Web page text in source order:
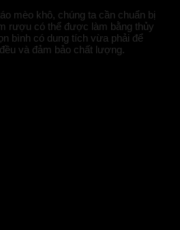
mèo khô, chúng ta cần chuẩn bị
rượu có thể được làm bằng thủy
bình có dung tích vừa phải để
và đảm bảo chất lượng.